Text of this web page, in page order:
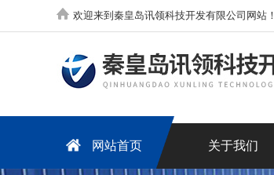
欢迎来到秦皇岛讯领科技开发有限公司网站！
网站首页 关于我们